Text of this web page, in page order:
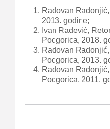
Radovan
2013. godine;
Ivan Radević,
Podgorica, 2018.
Radovan
Podgorica, 2013.
Radovan
Podgorica, 2011.